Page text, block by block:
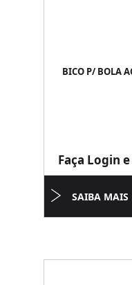
BICO P/ BOLA
Faça Login
SAIBA MAIS